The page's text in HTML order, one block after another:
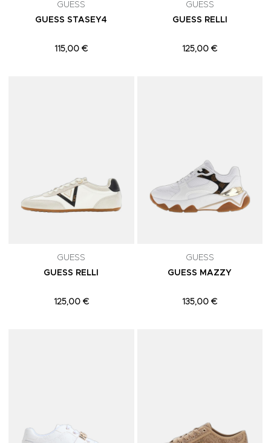
GUESS
GUESS STASEY4
115,00 €
GUESS
GUESS RELLI
125,00 €
GUESS
GUESS RELLI
125,00 €
GUESS
GUESS MAZZY
135,00 €